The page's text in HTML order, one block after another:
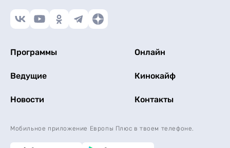
Программы Онлайн
Ведущие Кинокайф
Новости Контакты
Мобильное приложение Европы Плюс в твоем телефоне.